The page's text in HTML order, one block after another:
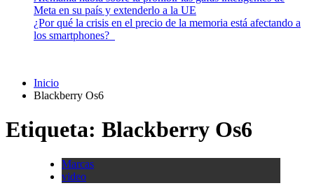
Meta en su país y extenderlo a la UE
¿Por qué la crisis en el precio de la memoria está afectando a
los smartphones?
Inicio
Blackberry Os6
Etiqueta: Blackberry Os6
Marcas
video